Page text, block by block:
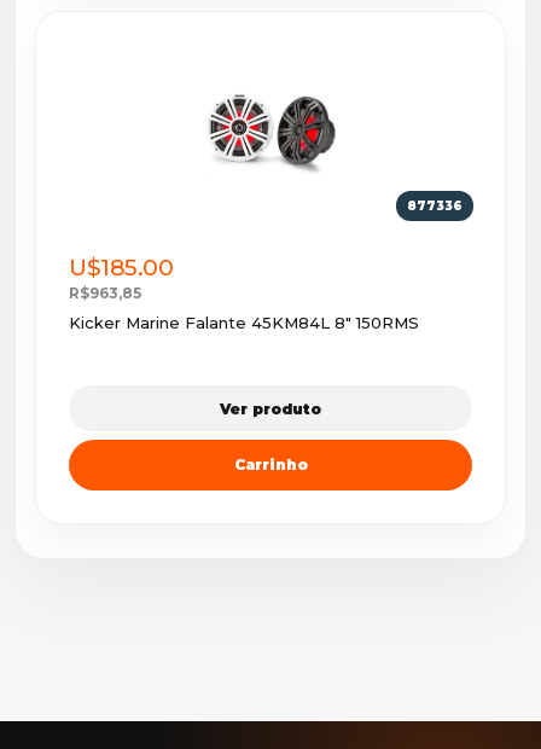
877336
U$185.00
R$963,85
Kicker Marine Falante 45KM84L 8" 150RMS
Ver produto
Carrinho